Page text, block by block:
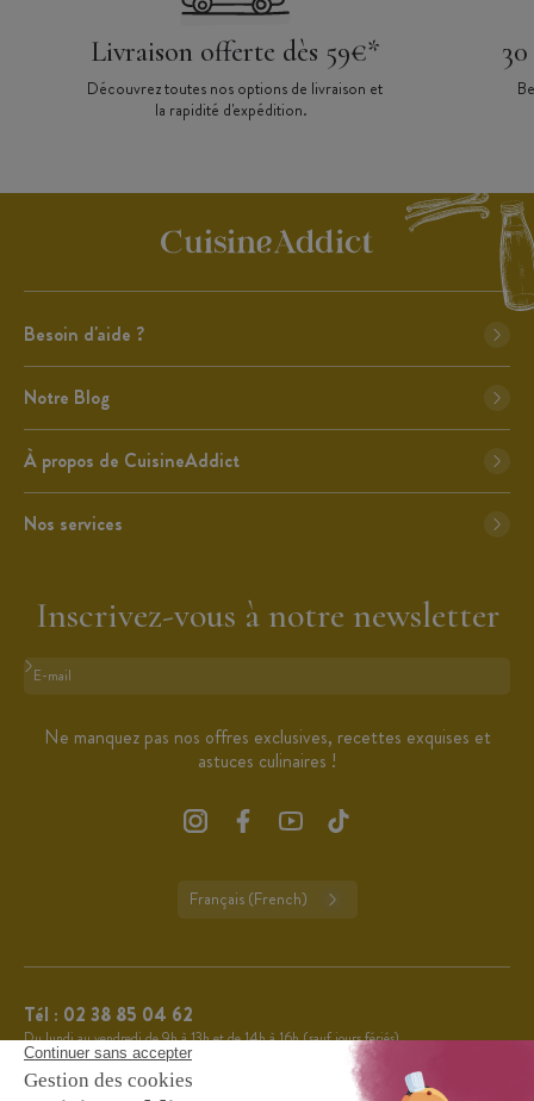
Livraison offerte dès 59€*
Découvrez toutes nos options de livraison et
la rapidité d'expédition.
Besoin d'aide ?
Notre Blog
À propos de CuisineAddict
Nos services
Inscrivez-vous à notre newsletter
Format : adresse@email.com
Ne manquez pas nos offres exclusives, recettes exquises et
astuces culinaires !
Français (French)
Tél : 02 38 85 04 62
Du lundi au vendredi de 9h à 13h et de 14h à 16h (sauf jours fériés).